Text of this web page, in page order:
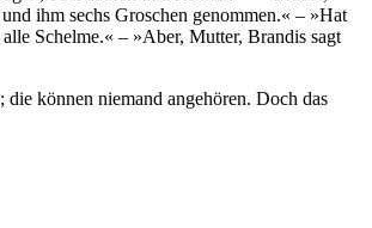
ihm sechs Groschen genommen.« – »Hat
Schelme.« – »Aber, Mutter, Brandis sagt
können niemand angehören. Doch das